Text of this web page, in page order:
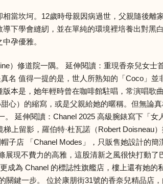
當坎坷。12歲時母親因病過世，父親隨後
下學會縫紉，並在單純的環境裡培養出對
孕優雅。